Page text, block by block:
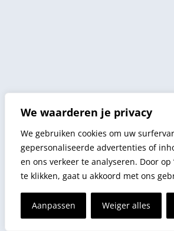
We waarderen je privacy
We gebruiken cookies om uw
gepersonaliseerde advertenties of
en ons verkeer te analyseren. Door op
te klikken, gaat u akkoord met ons
Aanpassen Weiger alles